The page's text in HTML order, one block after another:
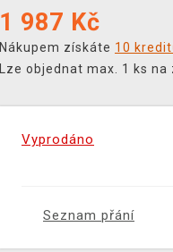
1 987 Kč
Nákupem získáte 10
Lze objednat max. 1 ks na
Vyprodáno
Seznam přání